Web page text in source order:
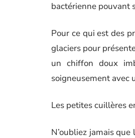
bactérienne pouvant
Pour ce qui est des
glaciers pour
un chiffon doux
soigneusement avec
Les petites cuillères
N’oubliez jamais